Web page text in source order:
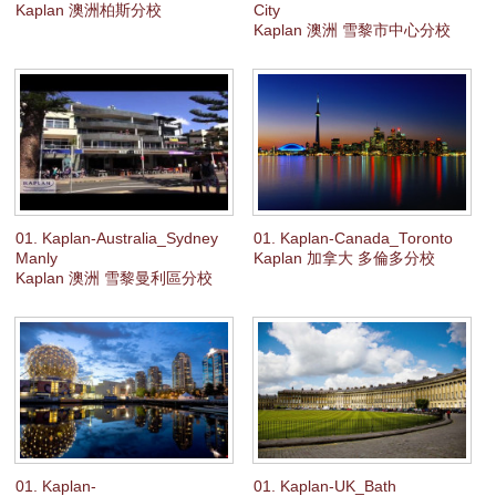
Kaplan 澳洲柏斯分校
City
Kaplan 澳洲 雪黎市中心分校
01. Kaplan-Australia_Sydney
Manly
Kaplan 澳洲 雪黎曼利區分校
01. Kaplan-Canada_Toronto
Kaplan 加拿大 多倫多分校
01. Kaplan-
01. Kaplan-UK_Bath